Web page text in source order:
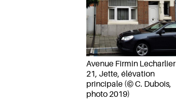
Avenue Firmin Lecharlier
21, Jette, élévation
principale (© C. Dubois,
photo 2019)